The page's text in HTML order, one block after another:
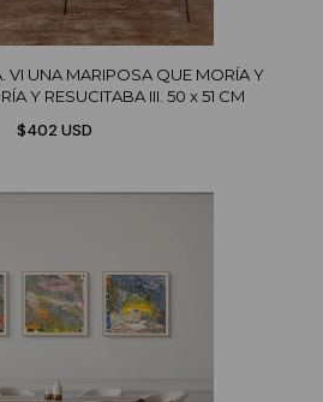
VI UNA MARIPOSA QUE MORÍA Y
Y RESUCITABA III. 50 x 51 CM
$402 USD